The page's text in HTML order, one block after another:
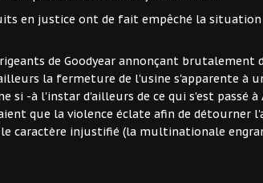
en justice ont de fait empêché la situation
de Goodyear annonçant brutalement
la fermeture de l'usine s'apparente à
si -à l'instar d'ailleurs de ce qui s'est passé à
que la violence éclate afin de détourner
caractère injustifié (la multinationale